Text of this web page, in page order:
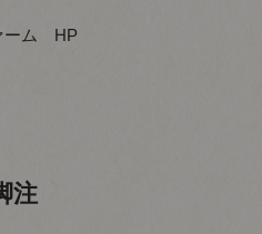
ーム HP
注